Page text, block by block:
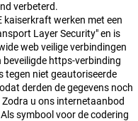
verbeterd.
kaiserkraft werken met een
Layer Security" en is
web veilige verbindingen
beveiligde https-verbinding
tegen niet geautoriseerde
derden de gegevens noch
u ons internetaanbod
symbool voor de codering